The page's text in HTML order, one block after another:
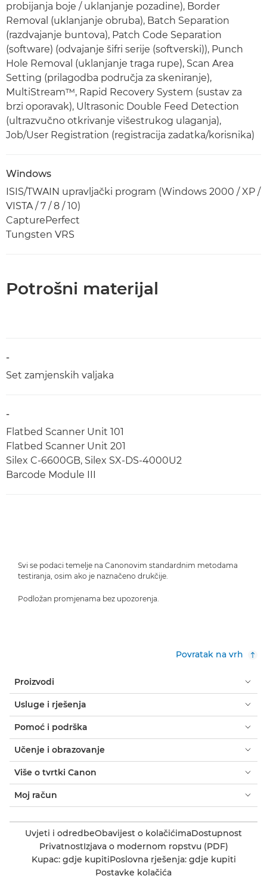
probijanja boje / uklanjanje pozadine), Border
Removal (uklanjanje obruba), Batch Separation
(razdvajanje buntova), Patch Code Separation
(software) (odvajanje šifri serije (softverski)), Punch
Hole Removal (uklanjanje traga rupe), Scan Area
Setting (prilagodba područja za skeniranje),
MultiStream™, Rapid Recovery System (sustav za
brzi oporavak), Ultrasonic Double Feed Detection
(ultrazvučno otkrivanje višestrukog ulaganja),
Job/User Registration (registracija zadatka/korisnika)
Windows
ISIS/TWAIN upravljački program (Windows 2000 / XP /
VISTA / 7 / 8 / 10)
CapturePerfect
Tungsten VRS
Potrošni materijal
-
Set zamjenskih valjaka
-
Flatbed Scanner Unit 101
Flatbed Scanner Unit 201
Silex C-6600GB, Silex SX-DS-4000U2
Barcode Module III
Svi se podaci temelje na Canonovim standardnim metodama
testiranja, osim ako je naznačeno drukčije.
Podložan promjenama bez upozorenja.
Povratak na vrh
Proizvodi
Usluge i rješenja
Pomoć i podrška
Učenje i obrazovanje
Više o tvrtki Canon
Moj račun
Uvjeti i odredbeObavijest o kolačićimaDostupnost
PrivatnostIzjava o modernom ropstvu (PDF)
Kupac: gdje kupitiPoslovna rješenja: gdje kupiti
Postavke kolačića